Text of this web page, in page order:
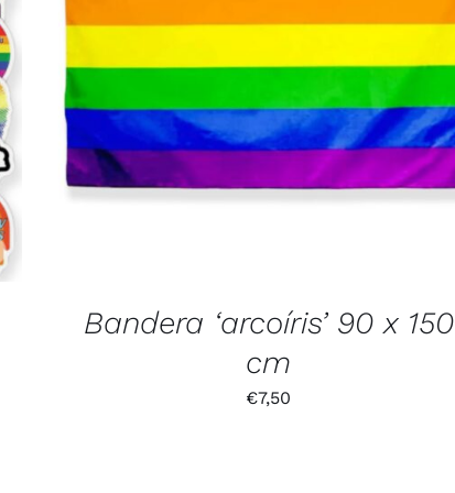
Bandera ‘arcoíris’ 90 x 150
cm
€7,50